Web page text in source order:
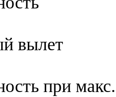
вылет
при